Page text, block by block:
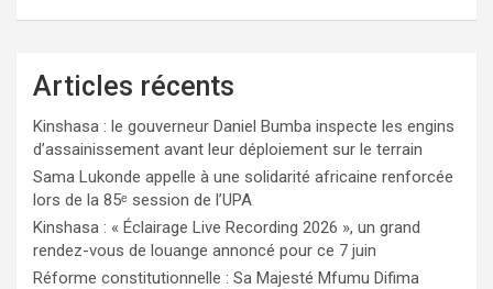
Articles récents
Kinshasa : le gouverneur Daniel Bumba inspecte les engins
d’assainissement avant leur déploiement sur le terrain
Sama Lukonde appelle à une solidarité africaine renforcée
lors de la 85ᵉ session de l’UPA
Kinshasa : « Éclairage Live Recording 2026 », un grand
rendez-vous de louange annoncé pour ce 7 juin
Réforme constitutionnelle : Sa Majesté Mfumu Difima